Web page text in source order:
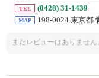
TEL (0428) 31-1439
MAP 198-0024 東京都
まだレビューはありません